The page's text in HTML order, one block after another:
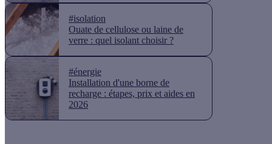
#isolation
Ouate de cellulose ou laine de
verre : quel isolant choisir ?
#énergie
Installation d'une borne de
recharge : étapes, prix et aides en
2026